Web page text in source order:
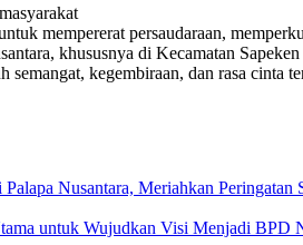
mempererat persaudaraan,
khususnya di Kecamatan
semangat, kegembiraan, dan rasa cinta
Nusantara, Meriahkan Peringatan
untuk Wujudkan Visi Menjadi BPD